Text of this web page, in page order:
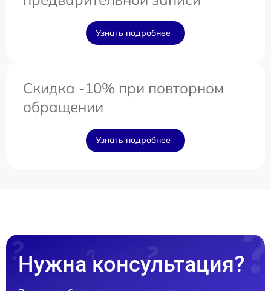
Узнать подробнее
Скидка -10% при повторном
обращении
Узнать подробнее
Нужна консультация?